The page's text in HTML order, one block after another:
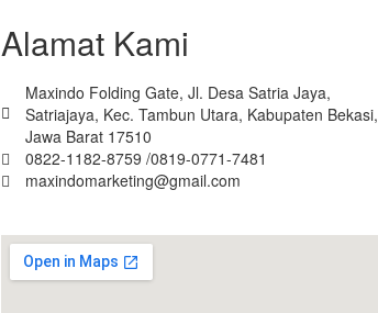
Alamat Kami
Maxindo Folding Gate, Jl. Desa Satria Jaya,
Satriajaya, Kec. Tambun Utara, Kabupaten Bekasi,
Jawa Barat 17510
0822-1182-8759 /0819-0771-7481
maxindomarketing@gmail.com